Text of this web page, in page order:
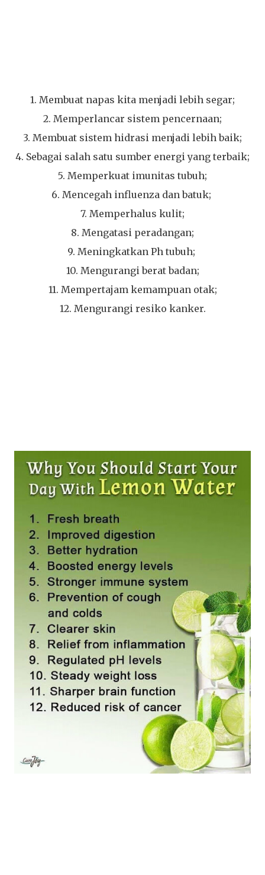
1. Membuat napas kita menjadi lebih segar;
2. Memperlancar sistem pencernaan;
3. Membuat sistem hidrasi menjadi lebih baik;
4. Sebagai salah satu sumber energi yang terbaik;
5. Memperkuat imunitas tubuh;
6. Mencegah influenza dan batuk;
7. Memperhalus kulit;
8. Mengatasi peradangan;
9. Meningkatkan Ph tubuh;
10. Mengurangi berat badan;
11. Mempertajam kemampuan otak;
12. Mengurangi resiko kanker.